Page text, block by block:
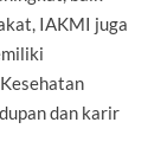
IAKMI juga
dan karir